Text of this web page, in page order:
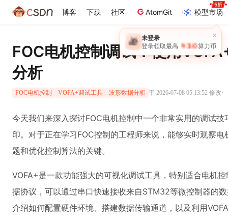
博客 下载 社区 AtomGit 模型市场
×
🎁 未登录
登录领取最高 ￥30 算力币
FOC电机控制调试：使用
分析
FOC电机控制 VOFA+调试工具 波形数据分析 于 2026-07-08 05:13:52 修改·
今天我们来深入探讨FOC电机控制中一个非常实用的调试
印。对于正在学习FOC控制的工程师来说，能够实时观察
题和优化控制算法的关键。
VOFA+是一款功能强大的可视化调试工具，特别适合电机
据协议，可以通过串口快速接收来自STM32等微控制器的
介绍如何配置硬件环境、搭建数据传输通道，以及利用